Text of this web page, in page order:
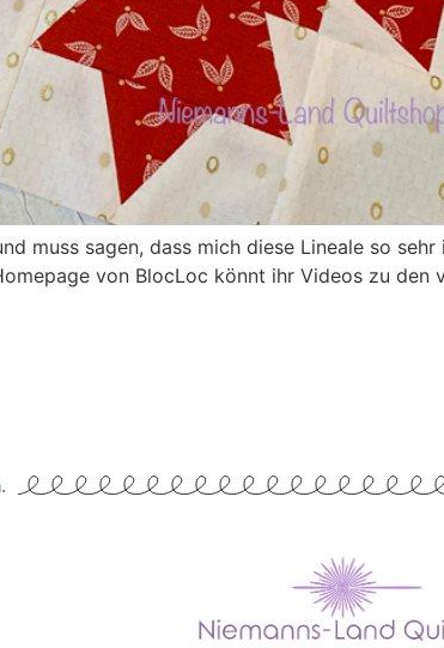
muss sagen, dass mich diese Lineale so sehr
von BlocLoc könnt ihr Videos zu den